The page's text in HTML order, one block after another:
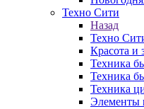
Техно Сити
Назад
Техно
Красота и
Техника
Техника
Техника
Элементы